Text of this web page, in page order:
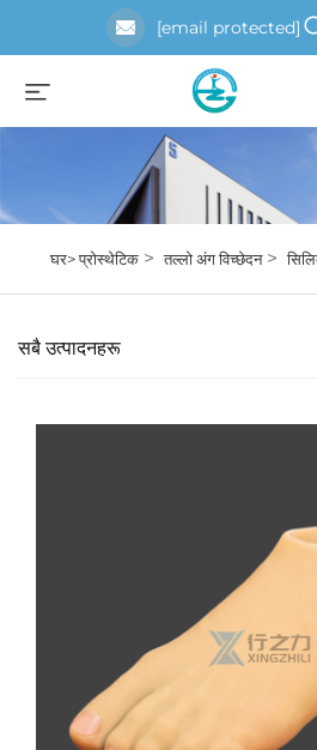
[email protected]
घर>प्रोस्थेटिक>तल्लो अंग विच्छेदन>
सबै उत्पादनहरू